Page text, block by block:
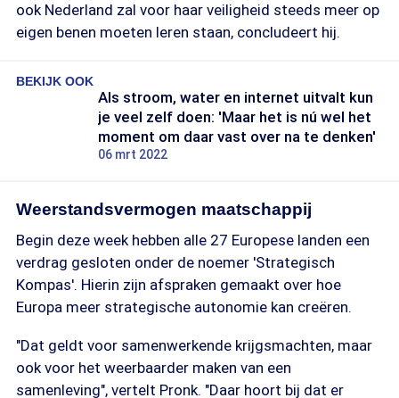
ook Nederland zal voor haar veiligheid steeds meer op
eigen benen moeten leren staan, concludeert hij.
BEKIJK OOK
Als stroom, water en internet uitvalt kun
je veel zelf doen: 'Maar het is nú wel het
moment om daar vast over na te denken'
06 mrt 2022
Weerstandsvermogen maatschappij
Begin deze week hebben alle 27 Europese landen een
verdrag gesloten onder de noemer 'Strategisch
Kompas'. Hierin zijn afspraken gemaakt over hoe
Europa meer strategische autonomie kan creëren.
"Dat geldt voor samenwerkende krijgsmachten, maar
ook voor het weerbaarder maken van een
samenleving", vertelt Pronk. "Daar hoort bij dat er